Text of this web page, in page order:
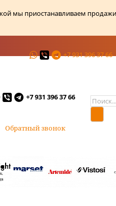
мы приостанавливаем
+7 931 396 37 66
+7 931 396 37 66
Обратный звонок